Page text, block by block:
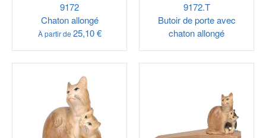
9172
Chaton allongé
À partir de 25,10 €
9172.T
Butoir de porte avec
chaton allongé